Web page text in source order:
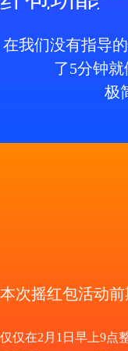
在我们没有指导
了5分钟
极
本次摇红包活动
仅仅在2月1日早上9点